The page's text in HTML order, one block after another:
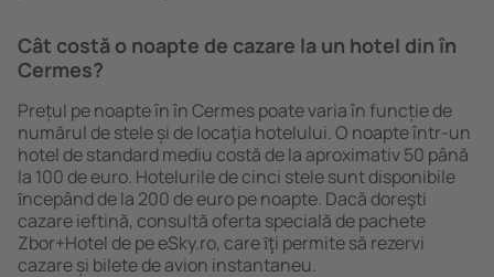
Cât costă o noapte de cazare la un hotel din în
Cermes?
Prețul pe noapte în în Cermes poate varia în funcție de
numărul de stele și de locaţia hotelului. O noapte într-un
hotel de standard mediu costă de la aproximativ 50 până
la 100 de euro. Hotelurile de cinci stele sunt disponibile
ȋncepând de la 200 de euro pe noapte. Dacă doreşti
cazare ieftină, consultă oferta specială de pachete
Zbor+Hotel de pe eSky.ro, care ȋţi permite să rezervi
cazare și bilete de avion instantaneu.